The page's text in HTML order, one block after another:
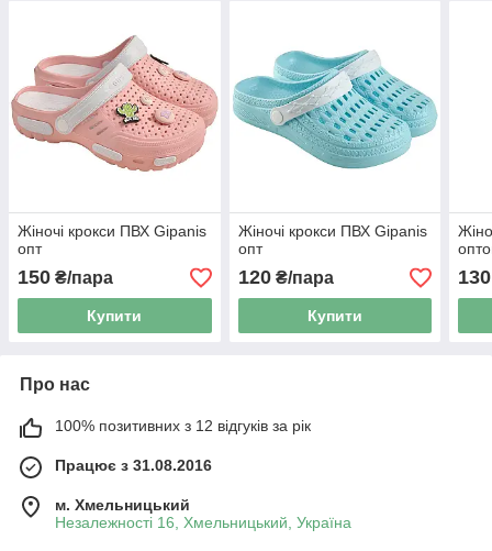
Жіночі крокси ПВХ Gipanis
опт
150 ₴/пара
Купити
Жіночі крокси ПВХ Gipanis
опт
120₴/пара
Купити
130
Про нас
100% позитивних з 12 відгуків за рік
Працює з 31.08.2016
м. Хмельницький
Незалежності 16, Хмельницький, Україна